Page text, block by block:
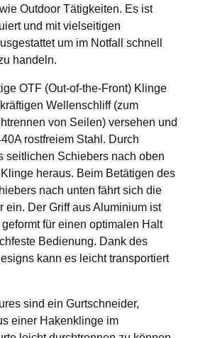
Outdoor Tätigkeiten. Es ist
und mit vielseitigen
um im Notfall schnell
handeln.
OTF (Out-of-the-Front) Klinge
Wellenschliff (zum
von Seilen) versehen und
rostfreiem Stahl. Durch
seitlichen Schiebers nach oben
heraus. Beim Betätigen des
nach unten fährt sich die
ein. Der Griff aus Aluminium ist
für einen optimalen Halt
Bedienung. Dank des
kann es leicht transportiert
sind ein Gurtschneider,
einer Hakenklinge im